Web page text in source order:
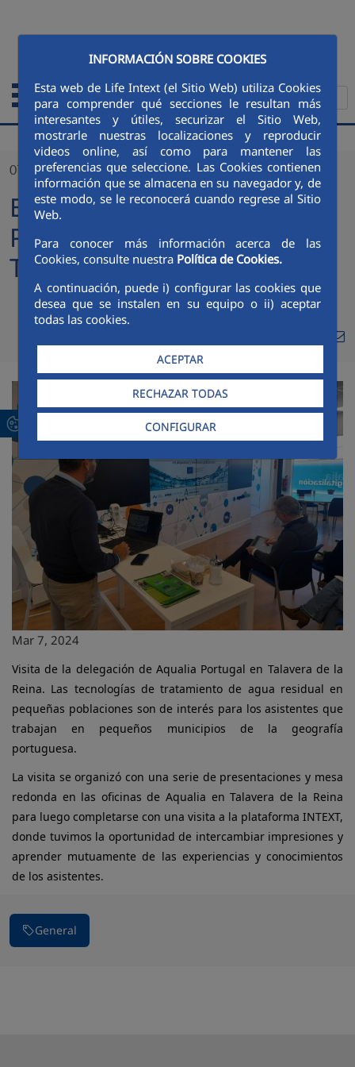
INFORMACIÓN SOBRE COOKIES
Esta web de Life Intext (el Sitio Web) utiliza Cookies
para comprender qué secciones le resultan más
interesantes y útiles, securizar el Sitio Web,
mostrarle nuestras localizaciones y reproducir
videos online, así como para mantener las
preferencias que seleccione. Las Cookies contienen
información que se almacena en su navegador y, de
este modo, se le reconocerá cuando regrese al Sitio
Web.
Para conocer más información acerca de las
Cookies, consulte nuestra Política de Cookies.
A continuación, puede i) configurar las cookies que
desea que se instalen en su equipo o ii) aceptar
todas las cookies.
ACEPTAR
RECHAZAR TODAS
CONFIGURAR
ENGLISH
07/03/2024
El equipo de Aqualia
Portugal visitó la planta de
Talavera de la Reina
Compartir en
Compartir en
Compartir
Mar 7, 2024
Visita de la delegación de Aqualia Portugal en Talavera de la
Reina. Las tecnologías de tratamiento de agua residual en
pequeñas poblaciones son de interés para los asistentes que
trabajan en pequeños municipios de la geografía
portuguesa.
La visita se organizó con una serie de presentaciones y mesa
redonda en las oficinas de Aqualia en Talavera de la Reina
para luego completarse con una visita a la plataforma INTEXT,
donde tuvimos la oportunidad de intercambiar impresiones y
aprender mutuamente de las experiencias y conocimientos
de los asistentes.
General